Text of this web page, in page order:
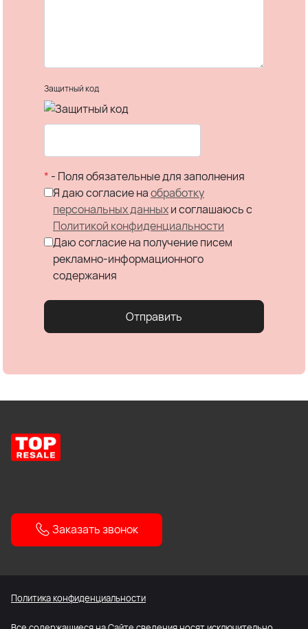
Защитный код
* - Поля обязательные для заполнения
Я даю согласие наобработку
персональных данныхи соглашаюсь c
Политикой конфиденциальности
Даю согласие на получение писем
рекламно-информационного
содержания
Отправить
Заказать звонок
Политика конфиденциальности